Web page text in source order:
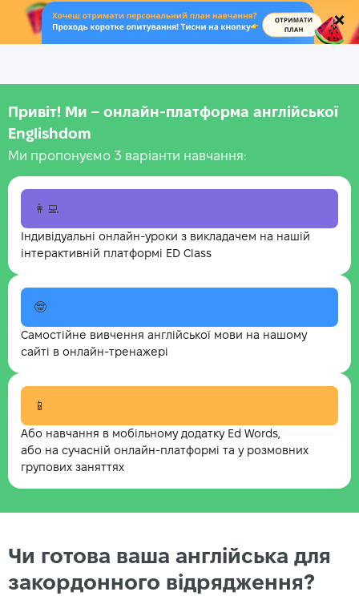
.
Привіт! Ми – онлайн-платформа англійської
Englishdom
Ми пропонуємо 3 варіанти навчання:
👩‍💻
Індивідуальні онлайн-уроки з викладачем на нашій
інтерактивній платформі ED Class
🤓
Самостійне вивчення англійської мови на нашому
сайті в онлайн-тренажері
📱
Або навчання в мобільному додатку Ed Words,
або на сучасній онлайн-платформі та у розмовних
групових заняттях
Чи готова ваша англійська для
закордонного відрядження?